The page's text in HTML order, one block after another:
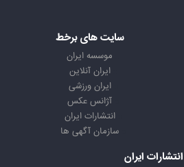
سایت های برخط
موسسه ایران
ایران آنلاین
ایران ورزشی
آژانس عکس
انتشارات ایران
سازمان آگهی ها
انتشارات ایران